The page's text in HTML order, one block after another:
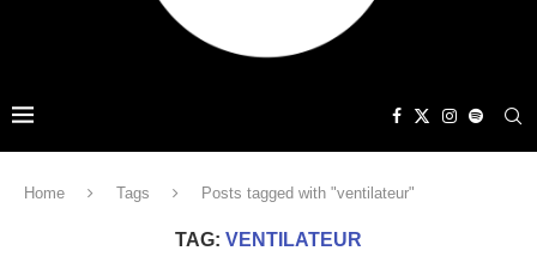
Home Tags Posts tagged with "ventilateur"
TAG: VENTILATEUR